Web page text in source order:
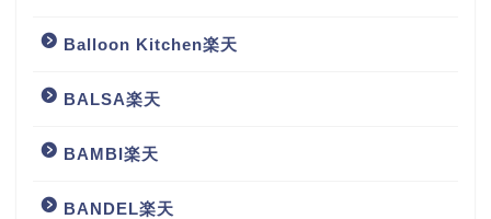
Balloon Kitchen楽天
BALSA楽天
BAMBI楽天
BANDEL楽天